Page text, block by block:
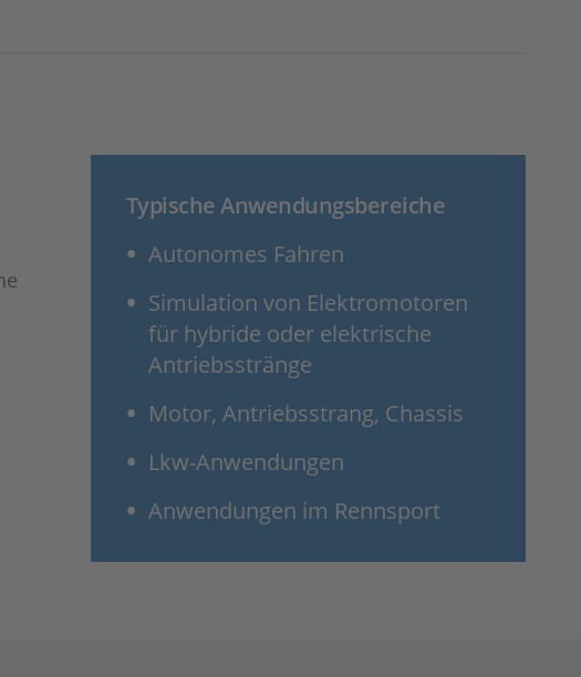
Typische Anwendungsbereiche
Autonomes Fahren
Simulation von Elektromotoren
für hybride oder elektrische
Antriebsstränge
Motor, Antriebsstrang, Chassis
Lkw-Anwendungen
Anwendungen im Rennsport